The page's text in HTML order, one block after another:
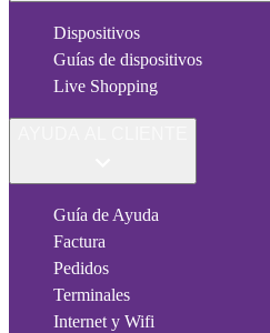
Dispositivos
Guías de dispositivos
Live Shopping
Guía de Ayuda
Factura
Pedidos
Terminales
Internet y Wifi